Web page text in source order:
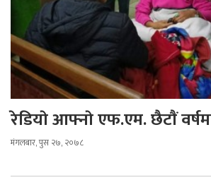
रेडियाे आफ्नाे एफ.एम. छैटाैं
मंगलबार, पुस २७, २०७८